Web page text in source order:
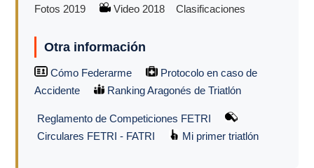
Fotos 2019 Video 2018 Clasificaciones
Otra información
Cómo Federarme
Protocolo en caso de
Accidente
Ranking Aragonés de Triatlón
Reglamento de Competiciones FETRI
Circulares FETRI - FATRI
Mi primer triatlón